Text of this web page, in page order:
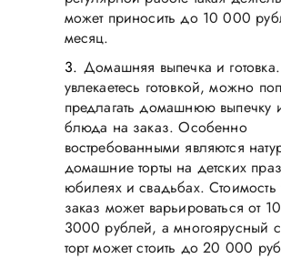
может приносить до 10 000
месяц.
Домашняя выпечка и
увлекаетесь готовкой, можно
предлагать домашнюю выпечку
блюда на заказ. Особенно
востребованными являются
домашние торты на детских
юбилеях и свадьбах. Стоимость
заказ может варьироваться от
3000 рублей, а многоярусный
торт может стоить до 20 000